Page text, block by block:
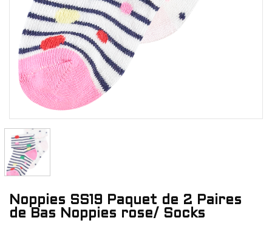
Noppies SS19 Paquet de 2 Paires
de Bas Noppies rose/ Socks